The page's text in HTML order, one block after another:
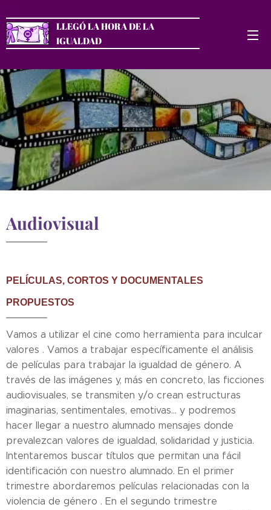
LLEGÓ LA HORA DE LA
IGUALDAD
Audiovisual
PELÍCULAS, CORTOS Y DOCUMENTALES
PROPUESTOS
Vamos a utilizar el cine como herramienta para inculcar
valores . Vamos a trabajar específicamente el análisis
de películas para trabajar la igualdad de género. A
través de las imágenes y, más en concreto, las ficciones
audiovisuales, se transmiten y/o crean estructuras
imaginarias, sentimentales, emotivas... y podremos
hacer llegar a nuestro alumnado mensajes donde
prevalezcan valores de igualdad, solidaridad y justicia.
Intentaremos buscar títulos que permitan una fácil
identificación con nuestro alumnado. En el primer
trimestre abordaremos películas relacionadas con la
violencia de género . En el segundo trimestre